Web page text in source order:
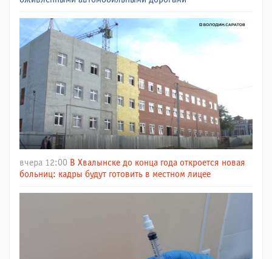
вчера 12:00 В Хвалынске до конца года откроется новая
больниц: кадры будут готовить в местном лицее